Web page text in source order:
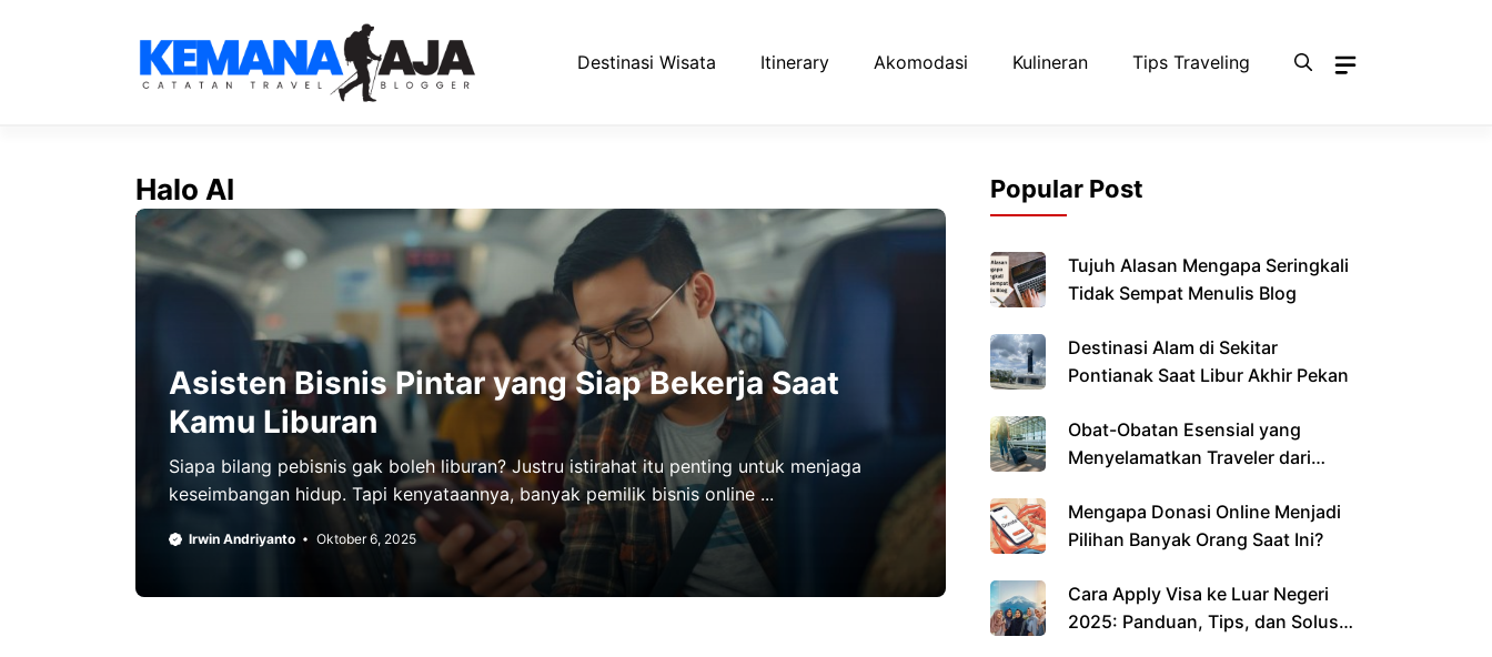
Destinasi Wisata Itinerary Akomodasi Kulineran Tips Traveling
Halo AI
Asisten Bisnis Pintar yang Siap Bekerja Saat
Kamu Liburan
Siapa bilang pebisnis gak boleh liburan? Justru istirahat itu penting untuk menjaga
keseimbangan hidup. Tapi kenyataannya, banyak pemilik bisnis online ...
Irwin Andriyanto Oktober 6, 2025
Popular Post
Tujuh Alasan Mengapa Seringkali
Tidak Sempat Menulis Blog
Destinasi Alam di Sekitar
Pontianak Saat Libur Akhir Pekan
Obat-Obatan Esensial yang
Menyelamatkan Traveler dari
Mengapa Donasi Online Menjadi
Pilihan Banyak Orang Saat Ini?
Cara Apply Visa ke Luar Negeri
2025: Panduan, Tips, dan Solusi